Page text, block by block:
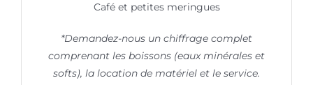
Café et petites meringues
*Demandez-nous un chiffrage complet
comprenant les boissons (eaux minérales et
softs), la location de matériel et le service.